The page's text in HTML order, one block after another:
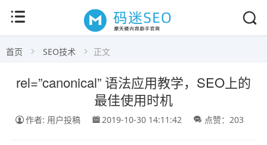
首页 SEO技术 正文
rel=”canonical” 语法应用教学，SEO上的
最佳使用时机
作者: 用户投稿 2019-10-30 14:11:42 点赞：203